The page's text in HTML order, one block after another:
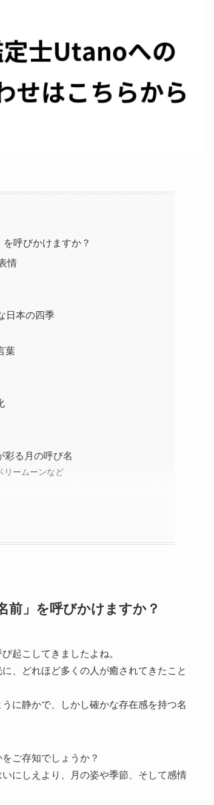
呼びかけますか？
情
日本の四季
葉
彩る月の呼び名
リームーンなど
前」を呼びかけますか？
起こしてきましたよね。
、どれほど多くの人が癒されてきたこと
に静かで、しかし確かな存在感を持つ名
ご存知でしょうか？
にしえより、月の姿や季節、そして感情